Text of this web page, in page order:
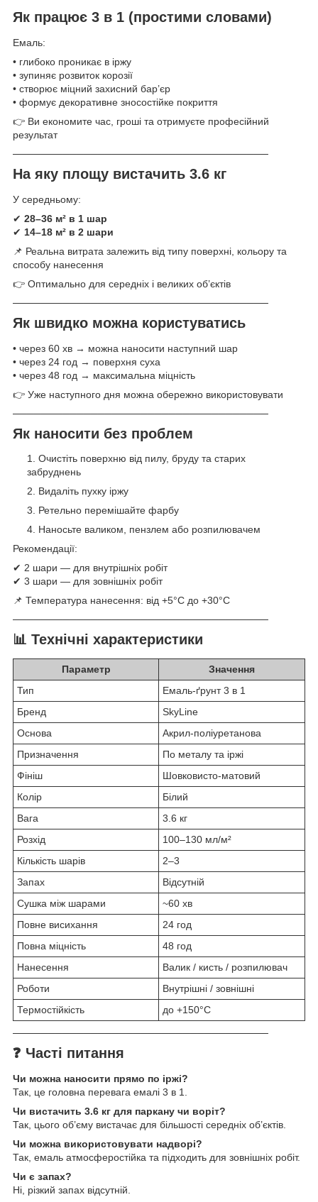
Як працює 3 в 1 (простими словами)
Емаль:
• глибоко проникає в іржу
• зупиняє розвиток корозії
• створює міцний захисний бар’єр
• формує декоративне зносостійке покриття
👉 Ви економите час, гроші та отримуєте професійний
результат
────────────────────────────────────
На яку площу вистачить 3.6 кг
У середньому:
✔ 28–36 м² в 1 шар
✔ 14–18 м² в 2 шари
📌 Реальна витрата залежить від типу поверхні, кольору та
способу нанесення
👉 Оптимально для середніх і великих об’єктів
────────────────────────────────────
Як швидко можна користуватись
• через 60 хв → можна наносити наступний шар
• через 24 год → поверхня суха
• через 48 год → максимальна міцність
👉 Уже наступного дня можна обережно використовувати
────────────────────────────────────
Як наносити без проблем
Очистіть поверхню від пилу, бруду та старих
забруднень
Видаліть пухку іржу
Ретельно перемішайте фарбу
Наносьте валиком, пензлем або розпилювачем
Рекомендації:
✔ 2 шари — для внутрішніх робіт
✔ 3 шари — для зовнішніх робіт
📌 Температура нанесення: від +5°C до +30°C
────────────────────────────────────
📊 Технічні характеристики
Параметр
Значення
Тип
Емаль-ґрунт 3 в 1
Бренд
SkyLine
Основа
Акрил-поліуретанова
Призначення
По металу та іржі
Фініш
Шовковисто-матовий
Колір
Білий
Вага
3.6 кг
Розхід
100–130 мл/м²
Кількість шарів
2–3
Запах
Відсутній
Сушка між шарами
~60 хв
Повне висихання
24 год
Повна міцність
48 год
Нанесення
Валик / кисть / розпилювач
Роботи
Внутрішні / зовнішні
Термостійкість
до +150°C
────────────────────────────────────
❓ Часті питання
Чи можна наносити прямо по іржі?
Так, це головна перевага емалі 3 в 1.
Чи вистачить 3.6 кг для паркану чи воріт?
Так, цього об’єму вистачає для більшості середніх об’єктів.
Чи можна використовувати надворі?
Так, емаль атмосферостійка та підходить для зовнішніх робіт.
Чи є запах?
Ні, різкий запах відсутній.